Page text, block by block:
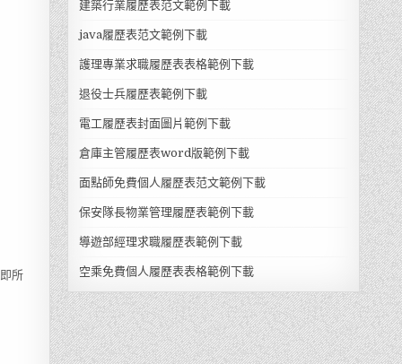
所
建築行業履歷表范文範例下載
java履歷表范文範例下載
護理專業求職履歷表表格範例下載
退役士兵履歷表範例下載
電工履歷表封面圖片範例下載
倉庫主管履歷表word版範例下載
面點師免費個人履歷表范文範例下載
保安隊長物業管理履歷表範例下載
導遊部經理求職履歷表範例下載
空乘免費個人履歷表表格範例下載